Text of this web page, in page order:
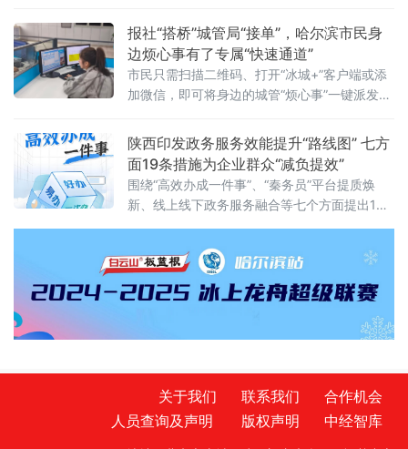
老年人探访关爱服务工作机制全面建立，互助性养老服务广泛开
展，服务可持续性明显增强。这是我国首次在全国层面就互助性养
老服务发展作出系统性、总体性部署。与之同步发布的数据显示，
我国60岁以
报社“搭桥”城管局“接单”，哈尔滨市民身
边烦心事有了专属“快速通道”
市民只需扫描二维码、打开“冰城+”客户端或添
加微信，即可将身边的城管“烦心事”一键派发至
陕西印发政务服务效能提升“路线图” 七方
面19条措施为企业群众“减负提效”
围绕“高效办成一件事”、“秦务员”平台提质焕
新、线上线下政务服务融合等七个方面提出19
定清晰“路线图”。《若干措施》明确，2026年
分批次完成600个高频政务服务事项标准化梳
理，2027年完成全部政务服务事项标准化梳
理；2026年内实现学历学位、人口户
关于我们 联系我们
合作机会
人员查询及声明
版权声明 中经智库